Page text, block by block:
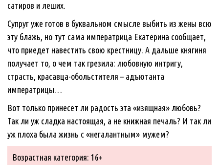
сатиров и леших.
Супруг уже готов в буквальном смысле выбить из жены всю
эту блажь, но тут сама императрица Екатерина сообщает,
что приедет навестить свою крестницу. А дальше княгиня
получает то, о чем так грезила: любовную интригу,
страсть, красавца-обольстителя – адъютанта
императрицы…
Вот только принесет ли радость эта «изящная» любовь?
Так ли уж сладка настоящая, а не книжная печаль? И так ли
уж плоха была жизнь с «негалантным» мужем?
Возрастная категория: 16+